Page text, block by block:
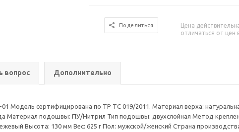
Поделиться
Цена
отличаться от цен
вопрос Дополнительно
Модель сертифицирована по ТР ТС 019/2011. Материал верха:
Материал подошвы: ПУ/Нитрил Тип подошвы: двухслойная Метод
Высота: 130 мм Вес: 625 г Пол: мужской/женский Страна